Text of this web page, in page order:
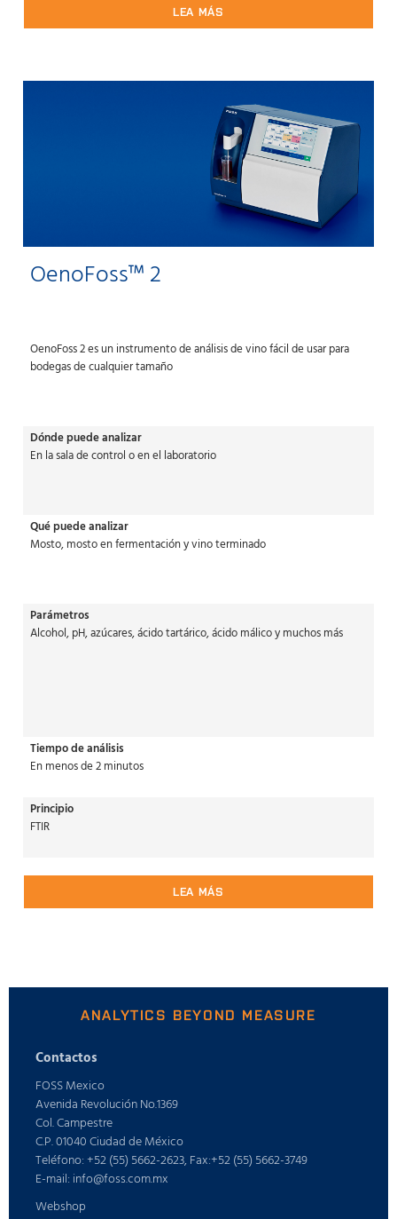
LEA MÁS
OenoFoss™ 2
OenoFoss 2 es un instrumento de análisis de vino fácil de usar para
bodegas de cualquier tamaño
Dónde puede analizar
En la sala de control o en el laboratorio
Qué puede analizar
Mosto, mosto en fermentación y vino terminado
Parámetros
Alcohol, pH, azúcares, ácido tartárico, ácido málico y muchos más
Tiempo de análisis
En menos de 2 minutos
Principio
FTIR
LEA MÁS
ANALYTICS BEYOND MEASURE
Contactos
FOSS Mexico
Avenida Revolución No.1369
Col. Campestre
C.P. 01040 Ciudad de México
Teléfono: +52 (55) 5662-2623, Fax:+52 (55) 5662-3749
E-mail: info@foss.com.mx
Webshop